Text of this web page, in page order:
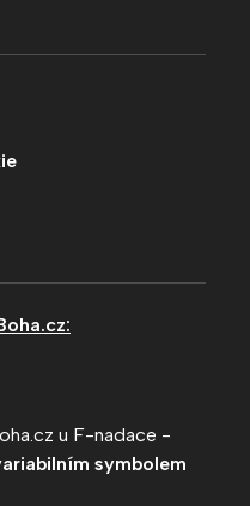
u F-nadace -
symbolem